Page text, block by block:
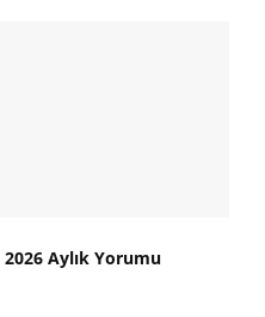
Aylık Yorumu